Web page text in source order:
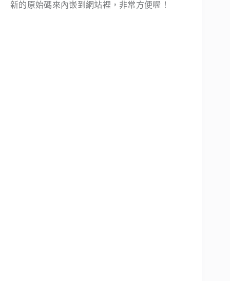
新的原始碼來內嵌到網站裡，非常方便喔！